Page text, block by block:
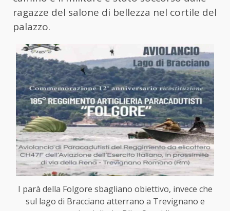
ragazze del salone di bellezza nel cortile del
palazzo.
I parà della Folgore sbagliano obiettivo, invece che
sul lago di Bracciano atterrano a Trevignano e